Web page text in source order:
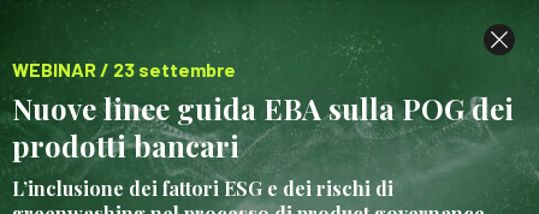
WEBINAR / 23 settembre
Nuove linee guida EBA sulla POG dei
prodotti bancari
L’inclusione dei fattori ESG e dei rischi di